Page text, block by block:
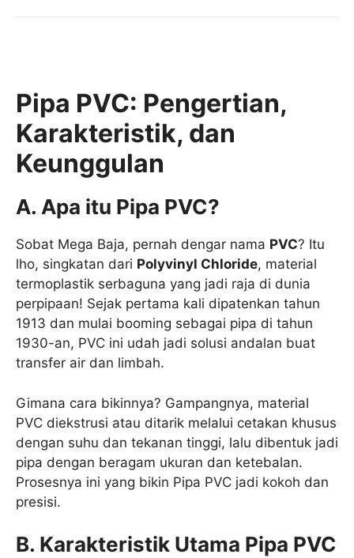
Pipa PVC: Pengertian,
Karakteristik, dan
Keunggulan
A. Apa itu Pipa PVC?
Sobat Mega Baja, pernah dengar nama PVC? Itu
lho, singkatan dari Polyvinyl Chloride, material
termoplastik serbaguna yang jadi raja di dunia
perpipaan! Sejak pertama kali dipatenkan tahun
1913 dan mulai booming sebagai pipa di tahun
1930-an, PVC ini udah jadi solusi andalan buat
transfer air dan limbah.
Gimana cara bikinnya? Gampangnya, material
PVC diekstrusi atau ditarik melalui cetakan khusus
dengan suhu dan tekanan tinggi, lalu dibentuk jadi
pipa dengan beragam ukuran dan ketebalan.
Prosesnya ini yang bikin Pipa PVC jadi kokoh dan
presisi.
B. Karakteristik Utama Pipa PVC